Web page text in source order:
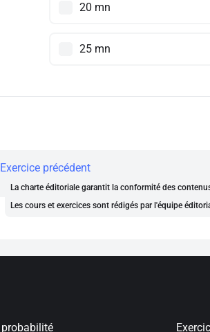
20 mn
25 mn
Exercice précédent
La charte éditoriale garantit la conformité des
Les cours et exercices sont rédigés par l'équipe
probabilité